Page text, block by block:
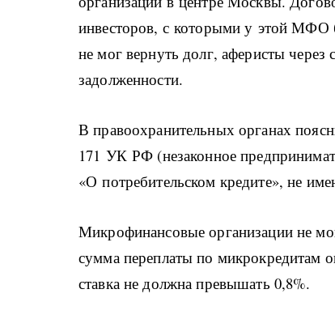
инвесторов, с которыми у этой МФО
не мог вернуть долг, аферисты
задолженности.
В правоохранительных органах
171 УК РФ (незаконное
«О потребительском кредите», не
Микрофинансовые организации не
сумма переплаты по микрокредитам
ставка не должна превышать 0,8%.